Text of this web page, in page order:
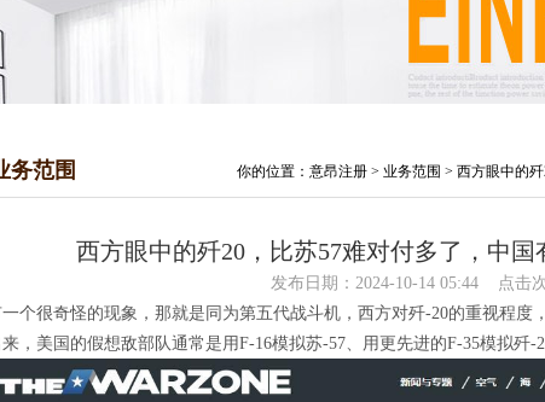
务范围 你的位置： 意昂注册 > 业务范围 > 西方眼中的
西方眼中的歼20，比苏57难对付多了，中
发布日期：2024-10-14 05:44 点击
个很奇怪的现象，那就是同为第五代战斗机，西方对歼-20的重视程度
来，美国的假想敌部队通常是用F-16模拟苏-57、用更先进的F-35模拟歼-